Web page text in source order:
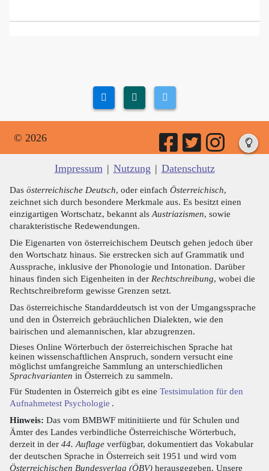
© 2026
Impressum | Nutzung | Datenschutz
Das österreichische Deutsch, oder einfach Österreichisch,
zeichnet sich durch besondere Merkmale aus. Es besitzt einen
einzigartigen Wortschatz, bekannt alsAustriazismen, sowie
charakteristische Redewendungen.
Die Eigenarten von österreichischem Deutsch gehen jedoch über
den Wortschatz hinaus. Sie erstrecken sich auf Grammatik und
Aussprache, inklusive der Phonologie und Intonation. Darüber
hinaus finden sich Eigenheiten in der Rechtschreibung, wobei die
Rechtschreibreform gewisse Grenzen setzt.
Das österreichische Standarddeutsch ist von der Umgangssprache
und den in Österreich gebräuchlichen Dialekten, wie den
bairischen und alemannischen, klar abzugrenzen.
Dieses Online Wörterbuch der österreichischen Sprache hat
keinen wissenschaftlichen Anspruch, sondern versucht eine
möglichst umfangreiche Sammlung an unterschiedlichen
Sprachvarianten in Österreich zu sammeln.
Für Studenten in Österreich gibt es eine Testsimulation für den
Aufnahmetest Psychologie .
Hinweis: Das vom BMBWF mitinitiierte und für Schulen und
Ämter des Landes verbindliche Österreichische Wörterbuch,
derzeit in der 44. Auflage verfügbar, dokumentiert das Vokabular
der deutschen Sprache in Österreich seit 1951 und wird vom
Österreichischen Bundesverlag (ÖBV) herausgegeben. Unsere